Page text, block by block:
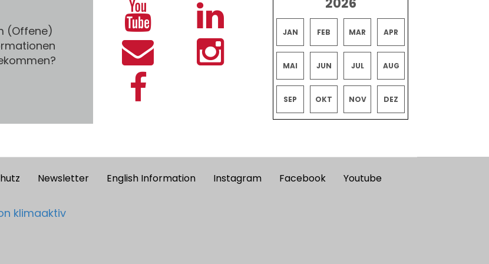
(Offene)
JAN FEB MAR APR
MAI JUN JUL AUG
SEP OKT NOV DEZ
Newsletter English Information Instagram Facebook Youtube